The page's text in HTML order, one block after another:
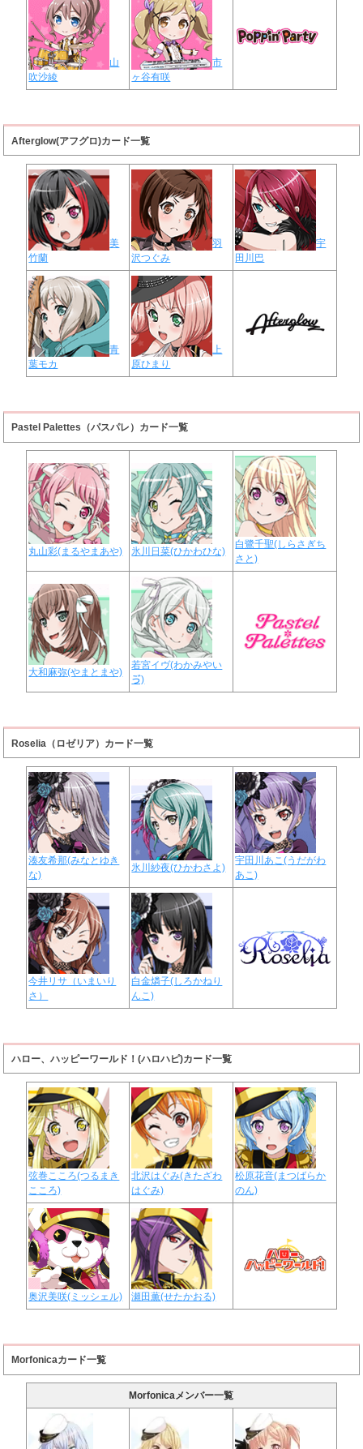
山
吹沙綾
市
ヶ谷有咲
Afterglow(アフグロ)カード一覧
美
竹蘭
羽
沢つぐみ
宇
田川巴
青
葉モカ
上
原ひまり
Pastel Palettes（パスパレ）カード一覧
丸山彩(まるやまあや) 氷川日菜(ひかわひな)
白鷺千聖(しらさぎち
さと)
大和麻弥(やまとまや)
若宮イヴ(わかみやい
ゔ)
Roselia（ロゼリア）カード一覧
湊友希那(みなとゆき
な)
氷川紗夜(ひかわさよ)
宇田川あこ(うだがわ
あこ)
今井リサ（いまいり
さ）
白金燐子(しろかねり
んこ)
ハロー、ハッピーワールド！(ハロハピ)カード一覧
弦巻こころ(つるまき
こころ)
北沢はぐみ(きたざわ
はぐみ)
松原花音(まつばらか
のん)
奥沢美咲(ミッシェル) 瀬田薫(せたかおる)
Morfonicaカード一覧
Morfonicaメンバー一覧